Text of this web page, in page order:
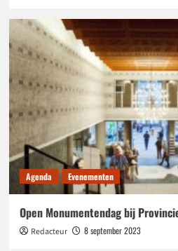
Agenda Evenementen
Open Monumentendag bij
Redacteur 8 september 2023